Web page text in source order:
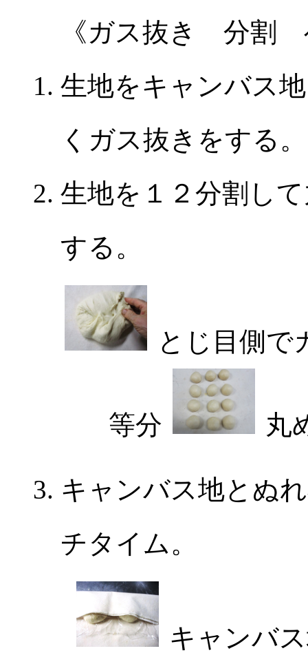
《ガス抜き 分割
生地をキャンバス
くガス抜きをする。
生地を１２分割し
する。
とじ目側で
等分 丸
キャンバス地とぬ
チタイム。
キャンバ